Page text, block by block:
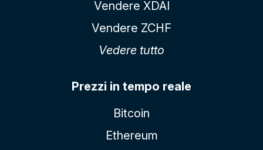
Vendere XDAI
Vendere ZCHF
Vedere tutto
Prezzi in tempo reale
Bitcoin
Ethereum